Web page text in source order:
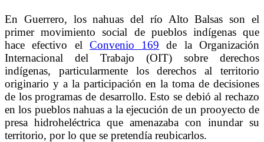
En Guerrero, los nahuas del río Alto Balsas son el
primer movimiento social de pueblos indígenas que
hace efectivo el Convenio 169 de la Organización
Internacional del Trabajo (OIT) sobre derechos
indígenas, particularmente los derechos al territorio
originario y a la participación en la toma de decisiones
de los programas de desarrollo. Esto se debió al rechazo
en los pueblos nahuas a la ejecución de un prooyecto de
presa hidroheléctrica que amenazaba con inundar su
territorio, por lo que se pretendía reubicarlos.